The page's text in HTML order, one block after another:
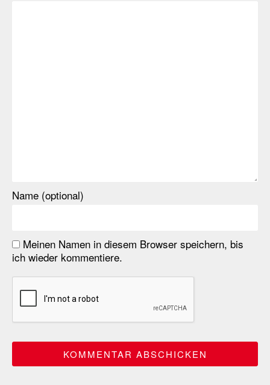
Name (optional)
Meinen Namen in diesem Browser speichern, bis
ich wieder kommentiere.